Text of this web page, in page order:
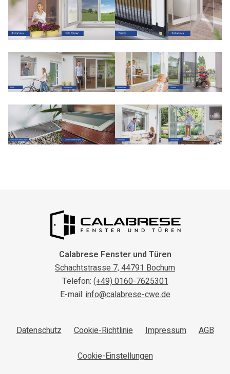
Calabrese Fenster und Türen
Schachtstrasse 7, 44791 Bochum
Telefon:(+49) 0160-7625301
E-mail:info@calabrese-cwe.de
Datenschutz Cookie-Richtlinie Impressum AGB
Cookie-Einstellungen